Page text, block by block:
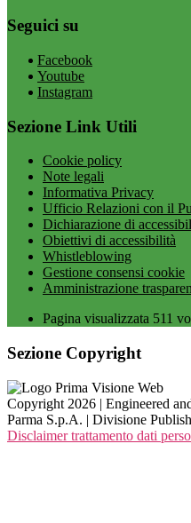
Seguici su
Facebook
Youtube
Instagram
Sezione Link Utili
Cookie policy
Note legali
Informativa Privacy
Ufficio Relazioni con il
Dichiarazione di
Obiettivi di accessibilità
Whistleblowing
Gestione consensi cookie
Amministrazione
Pagina visualizzata 511
Sezione Copyright
Copyright 2026 | Engineered
Parma S.p.A. | Divisione
Disclaimer trattamento dati